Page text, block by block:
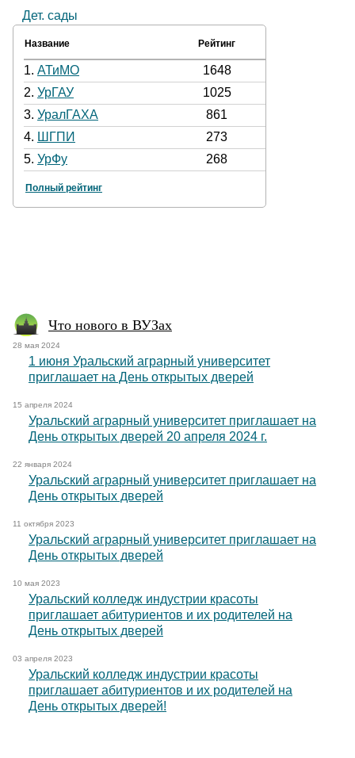
Дет. сады
Название Рейтинг
1. АТиМО
1648
2. УрГАУ
1025
3. УралГАХА
861
4. ШГПИ
273
5. УрФу 268
Полный рейтинг
Что нового в ВУЗах
28 мая 2024
1 июня Уральский аграрный университет
приглашает на День открытых дверей
15 апреля 2024
Уральский аграрный университет приглашает на
День открытых дверей 20 апреля 2024 г.
22 января 2024
Уральский аграрный университет приглашает на
День открытых дверей
11 октября 2023
Уральский аграрный университет приглашает на
День открытых дверей
10 мая 2023
Уральский колледж индустрии красоты
приглашает абитуриентов и их родителей на
День открытых дверей
03 апреля 2023
Уральский колледж индустрии красоты
приглашает абитуриентов и их родителей на
День открытых дверей!